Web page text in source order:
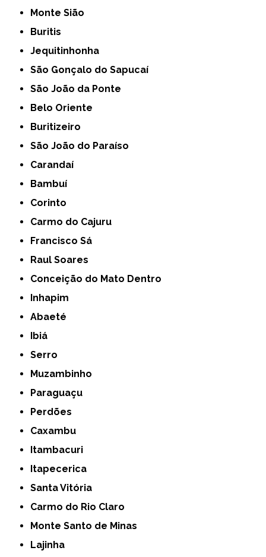
Monte Sião
Buritis
Jequitinhonha
São Gonçalo do Sapucaí
São João da Ponte
Belo Oriente
Buritizeiro
São João do Paraíso
Carandaí
Bambuí
Corinto
Carmo do Cajuru
Francisco Sá
Raul Soares
Conceição do Mato Dentro
Inhapim
Abaeté
Ibiá
Serro
Muzambinho
Paraguaçu
Perdões
Caxambu
Itambacuri
Itapecerica
Santa Vitória
Carmo do Rio Claro
Monte Santo de Minas
Lajinha